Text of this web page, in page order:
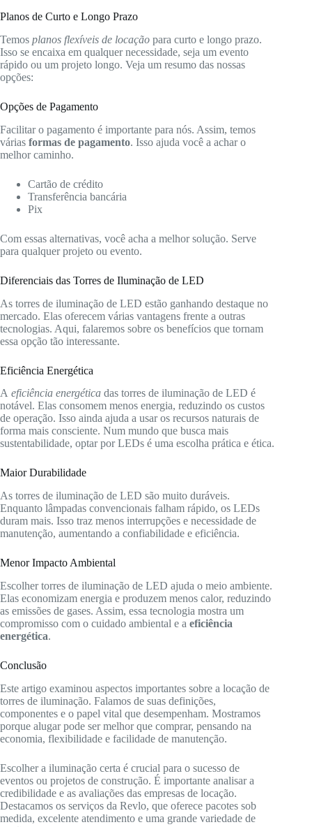
Planos de Curto e Longo Prazo
Temos planos flexíveis de locação para curto e longo prazo.
Isso se encaixa em qualquer necessidade, seja um evento
rápido ou um projeto longo. Veja um resumo das nossas
opções:
Opções de Pagamento
Facilitar o pagamento é importante para nós. Assim, temos
várias formas de pagamento. Isso ajuda você a achar o
melhor caminho.
Cartão de crédito
Transferência bancária
Pix
Com essas alternativas, você acha a melhor solução. Serve
para qualquer projeto ou evento.
Diferenciais das Torres de Iluminação de LED
As torres de iluminação de LED estão ganhando destaque no
mercado. Elas oferecem várias vantagens frente a outras
tecnologias. Aqui, falaremos sobre os benefícios que tornam
essa opção tão interessante.
Eficiência Energética
A eficiência energética das torres de iluminação de LED é
notável. Elas consomem menos energia, reduzindo os custos
de operação. Isso ainda ajuda a usar os recursos naturais de
forma mais consciente. Num mundo que busca mais
sustentabilidade, optar por LEDs é uma escolha prática e ética.
Maior Durabilidade
As torres de iluminação de LED são muito duráveis.
Enquanto lâmpadas convencionais falham rápido, os LEDs
duram mais. Isso traz menos interrupções e necessidade de
manutenção, aumentando a confiabilidade e eficiência.
Menor Impacto Ambiental
Escolher torres de iluminação de LED ajuda o meio ambiente.
Elas economizam energia e produzem menos calor, reduzindo
as emissões de gases. Assim, essa tecnologia mostra um
compromisso com o cuidado ambiental e a eficiência
energética.
Conclusão
Este artigo examinou aspectos importantes sobre a locação de
torres de iluminação. Falamos de suas definições,
componentes e o papel vital que desempenham. Mostramos
porque alugar pode ser melhor que comprar, pensando na
economia, flexibilidade e facilidade de manutenção.
Escolher a iluminação certa é crucial para o sucesso de
eventos ou projetos de construção. É importante analisar a
credibilidade e as avaliações das empresas de locação.
Destacamos os serviços da Revlo, que oferece pacotes sob
medida, excelente atendimento e uma grande variedade de